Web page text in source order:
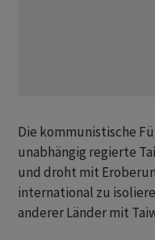
Die kommunistische
unabhängig regierte
und droht mit
international zu
anderer Länder mit